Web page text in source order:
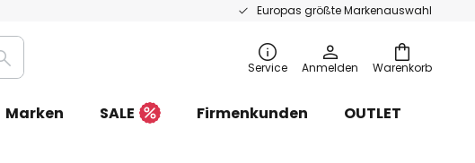
Europas größte Markenauswahl
Warenkorb
Suche Service Anmelden
Marken SALE Firmenkunden
OUTLET